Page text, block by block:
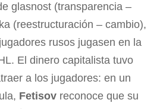
glasnost (transparencia –
(reestructuración – cambio),
rusos jugasen en la
El dinero capitalista tuvo
a los jugadores: en un
Fetisov reconoce que su